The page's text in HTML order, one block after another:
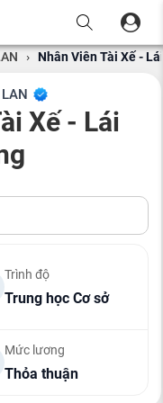
› Nhân Viên Tài Xế -
Xế - Lái
Trình độ
Trung học Cơ sở
Mức lương
Thỏa thuận